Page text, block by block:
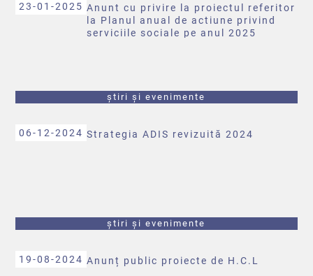
23-01-2025 Anunt cu privire la proiectul referitor
la Planul anual de actiune privind
serviciile sociale pe anul 2025
știri și evenimente
06-12-2024 Strategia ADIS revizuită 2024
știri și evenimente
19-08-2024 Anunț public proiecte de H.C.L